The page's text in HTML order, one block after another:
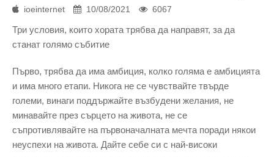
ioeinternet 10/08/2021 6067
Три условия, които хората трябва да направят, за да
станат голямо събитие
Първо, трябва да има амбиция, колко голяма е амбицията
и има много етапи. Никога не се чувствайте твърде
големи, винаги поддържайте възбудени желания, не
минавайте през сърцето на живота, не се
съпротивлявайте на първоначалната мечта поради някои
неуспехи на живота. Дайте себе си с най-високи